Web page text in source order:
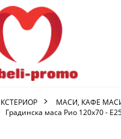
МАСИ, КАФЕ
Градинска маса Рио 120х70 -